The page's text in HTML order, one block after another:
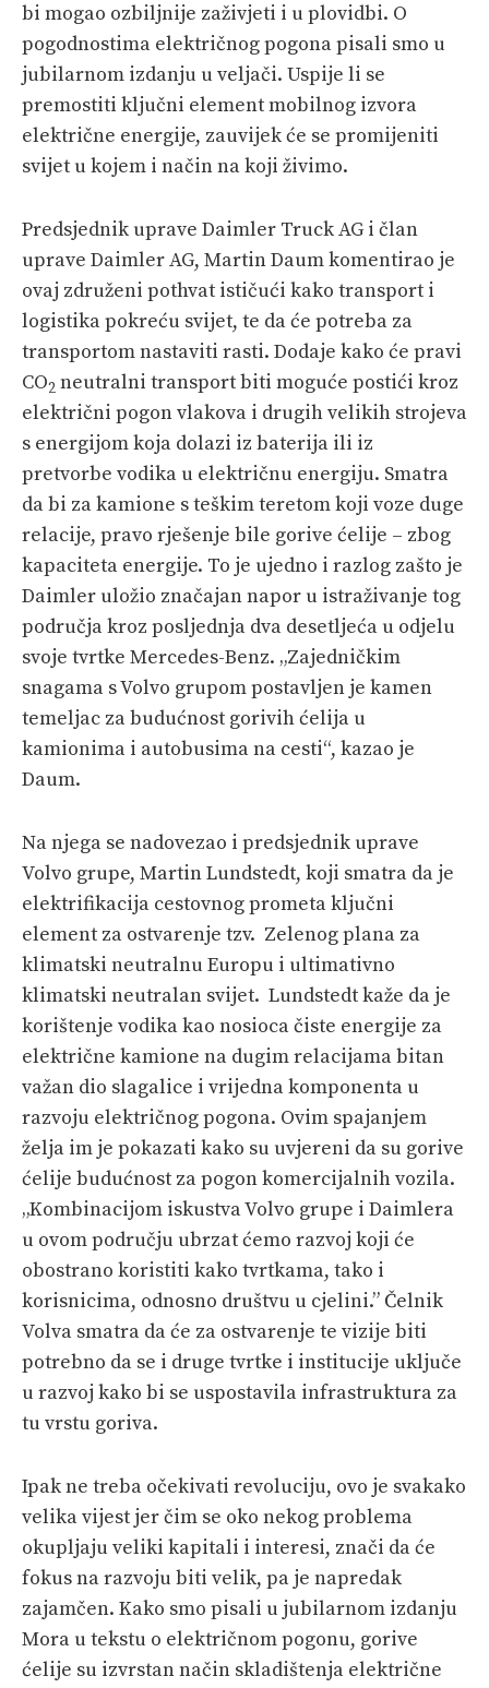
bi mogao ozbiljnije zaživjeti i u plovidbi. O
pogodnostima električnog pogona pisali smo u
jubilarnom izdanju u veljači. Uspije li se
premostiti ključni element mobilnog izvora
električne energije, zauvijek će se promijeniti
svijet u kojem i način na koji živimo.
Predsjednik uprave Daimler Truck AG i član
uprave Daimler AG, Martin Daum komentirao je
ovaj združeni pothvat ističući kako transport i
logistika pokreću svijet, te da će potreba za
transportom nastaviti rasti. Dodaje kako će pravi
CO2 neutralni transport biti moguće postići kroz
električni pogon vlakova i drugih velikih strojeva
s energijom koja dolazi iz baterija ili iz
pretvorbe vodika u električnu energiju. Smatra
da bi za kamione s teškim teretom koji voze duge
relacije, pravo rješenje bile gorive ćelije – zbog
kapaciteta energije. To je ujedno i razlog zašto je
Daimler uložio značajan napor u istraživanje tog
područja kroz posljednja dva desetljeća u odjelu
svoje tvrtke Mercedes-Benz. „Zajedničkim
snagama s Volvo grupom postavljen je kamen
temeljac za budućnost gorivih ćelija u
kamionima i autobusima na cesti“, kazao je
Daum.
Na njega se nadovezao i predsjednik uprave
Volvo grupe, Martin Lundstedt, koji smatra da je
elektrifikacija cestovnog prometa ključni
element za ostvarenje tzv. Zelenog plana za
klimatski neutralnu Europu i ultimativno
klimatski neutralan svijet. Lundstedt kaže da je
korištenje vodika kao nosioca čiste energije za
električne kamione na dugim relacijama bitan
važan dio slagalice i vrijedna komponenta u
razvoju električnog pogona. Ovim spajanjem
želja im je pokazati kako su uvjereni da su gorive
ćelije budućnost za pogon komercijalnih vozila.
„Kombinacijom iskustva Volvo grupe i Daimlera
u ovom području ubrzat ćemo razvoj koji će
obostrano koristiti kako tvrtkama, tako i
korisnicima, odnosno društvu u cjelini.” Čelnik
Volva smatra da će za ostvarenje te vizije biti
potrebno da se i druge tvrtke i institucije uključe
u razvoj kako bi se uspostavila infrastruktura za
tu vrstu goriva.
Ipak ne treba očekivati revoluciju, ovo je svakako
velika vijest jer čim se oko nekog problema
okupljaju veliki kapitali i interesi, znači da će
fokus na razvoju biti velik, pa je napredak
zajamčen. Kako smo pisali u jubilarnom izdanju
Mora u tekstu o električnom pogonu, gorive
ćelije su izvrstan način skladištenja električne